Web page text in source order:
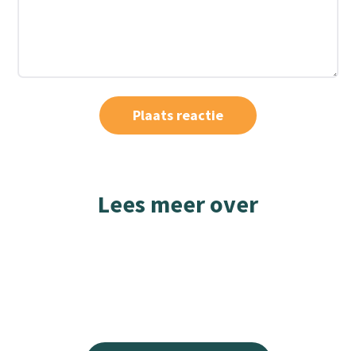
Lees meer over